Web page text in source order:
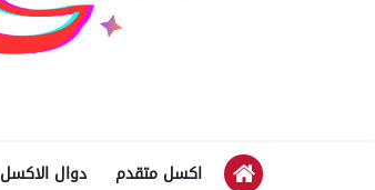
اكسل متقدم دوال الاكسل